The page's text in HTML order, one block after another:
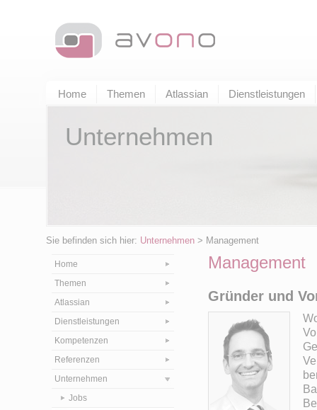
Home Themen Atlassian Dienstleistungen
Unternehmen
Sie befinden sich hier: Unternehmen > Management
Home
Themen
Atlassian
Dienstleistungen
Kompetenzen
Referenzen
Unternehmen
Jobs
Management
Gründer und